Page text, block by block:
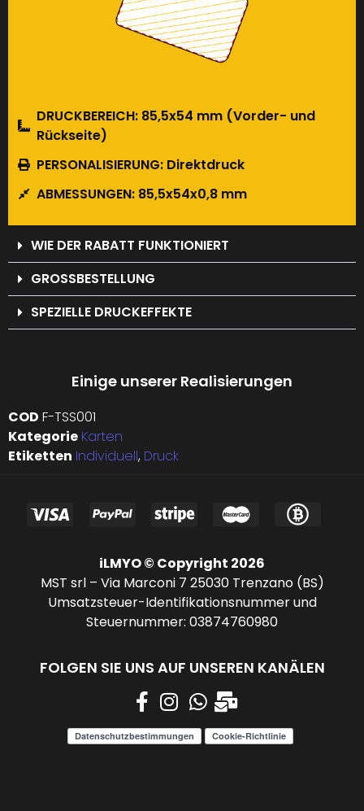
DRUCKBEREICH: 85,5x54 mm (Vorder- und
Rückseite)
PERSONALISIERUNG: Direktdruck
ABMESSUNGEN: 85,5x54x0,8 mm
WIE DER RABATT FUNKTIONIERT
GROSSBESTELLUNG
SPEZIELLE DRUCKEFFEKTE
Einige unserer Realisierungen
COD F-TSS001
Kategorie Karten
Etiketten Individuell, Druck
iLMYO © Copyright 2026
MST srl – Via Marconi 7 25030 Trenzano (BS)
Umsatzsteuer-Identifikationsnummer und
Steuernummer: 03874760980
FOLGEN SIE UNS AUF UNSEREN KANÄLEN